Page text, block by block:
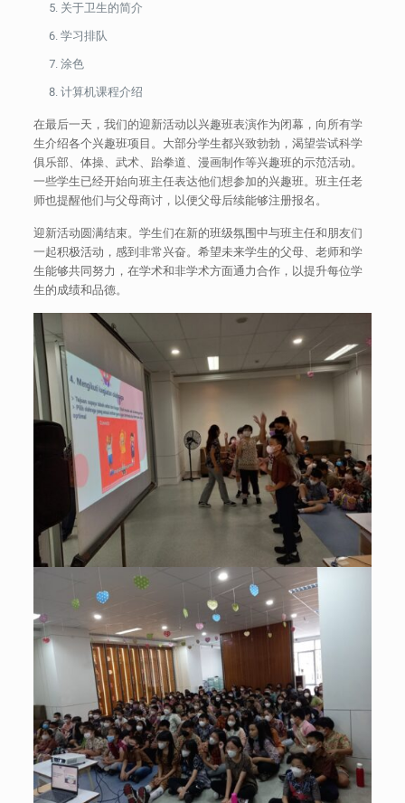
关于卫生的简介
学习排队
涂色
计算机课程介绍
在最后一天，我们的迎新活动以兴趣班表演作为闭幕，向所有学
生介绍各个兴趣班项目。大部分学生都兴致勃勃，渴望尝试科学
俱乐部、体操、武术、跆拳道、漫画制作等兴趣班的示范活动。
一些学生已经开始向班主任表达他们想参加的兴趣班。班主任老
师也提醒他们与父母商讨，以便父母后续能够注册报名。
迎新活动圆满结束。学生们在新的班级氛围中与班主任和朋友们
一起积极活动，感到非常兴奋。希望未来学生的父母、老师和学
生能够共同努力，在学术和非学术方面通力合作，以提升每位学
生的成绩和品德。